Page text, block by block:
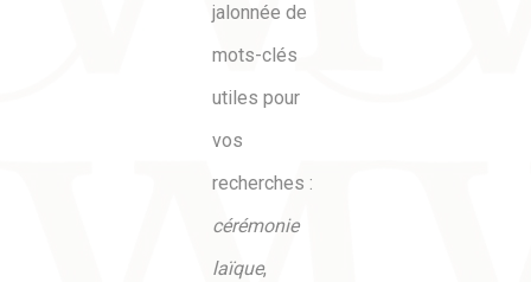
jalonnée de
mots-clés
utiles pour
vos
recherches :
cérémonie
laïque,